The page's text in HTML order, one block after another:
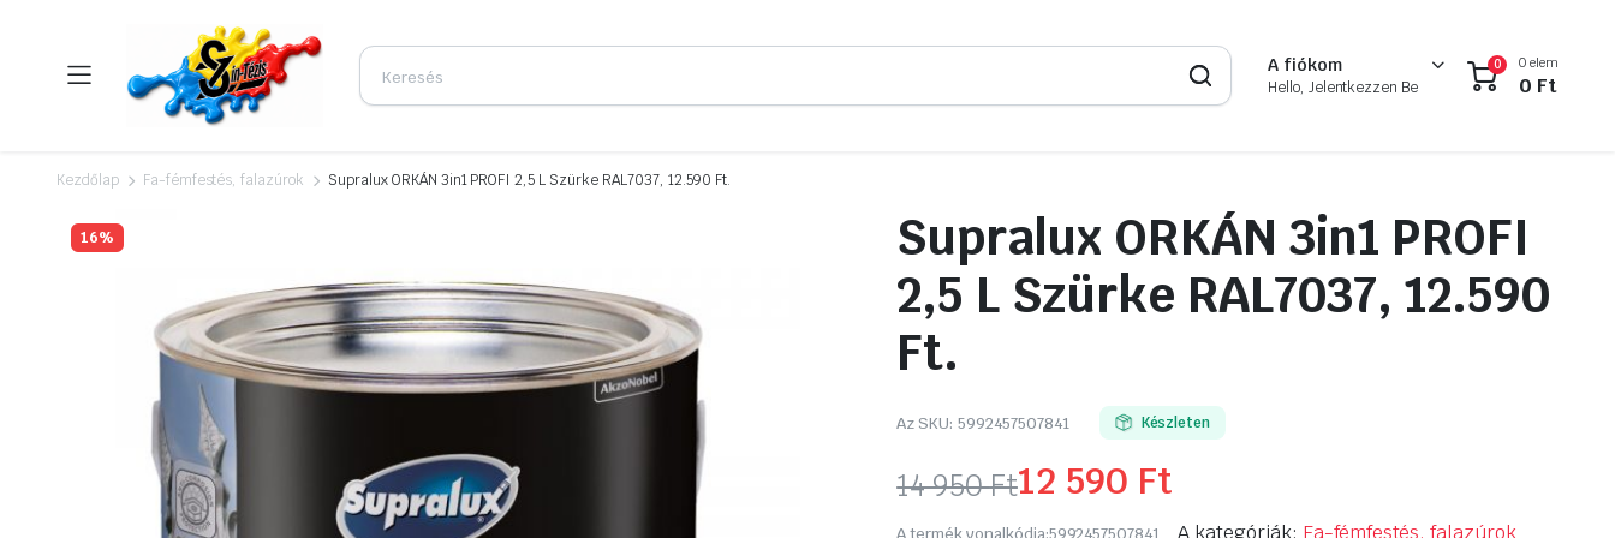
A fiókom
Hello, Jelentkezzen Be
0 0 elem
0 Ft
Kezdőlap Fa-fémfestés, falazúrok Supralux ORKÁN 3in1 PROFI 2,5 L Szürke RAL7037, 12.590 Ft.
16%
Supralux ORKÁN 3in1 PROFI
2,5 L Szürke RAL7037, 12.590
Ft.
Az SKU: 5992457507841 Készleten
14 950Ft
Original
12 590 Ft
Current
A kategóriák: Fa-fémfestés, falazúrok